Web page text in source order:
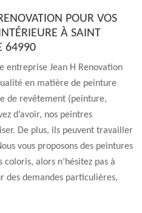
POUR VOS
À SAINT
64990
entreprise Jean H Renovation
en matière de peinture
de revêtement (peinture,
d’avoir, nos peintres
De plus, ils peuvent travailler
vous proposons des peintures
alors n’hésitez pas à
des demandes particulières,